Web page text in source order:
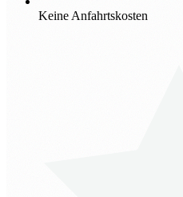
Keine Anfahrtskosten